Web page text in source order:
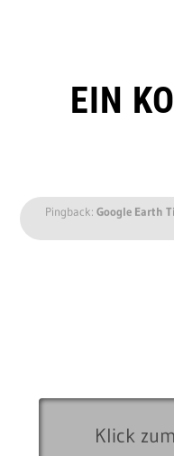
EIN
Pingback: Google Earth